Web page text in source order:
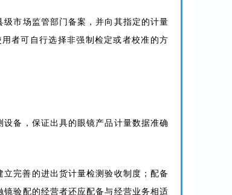
市场监管部门备案，并向其指定的计量
者可自行选择非强制检定或者校准的方
备，保证出具的眼镜产品计量数据准确
完善的进出货计量检测验收制度；配备
验配的经营者还应配备与经营业务相适